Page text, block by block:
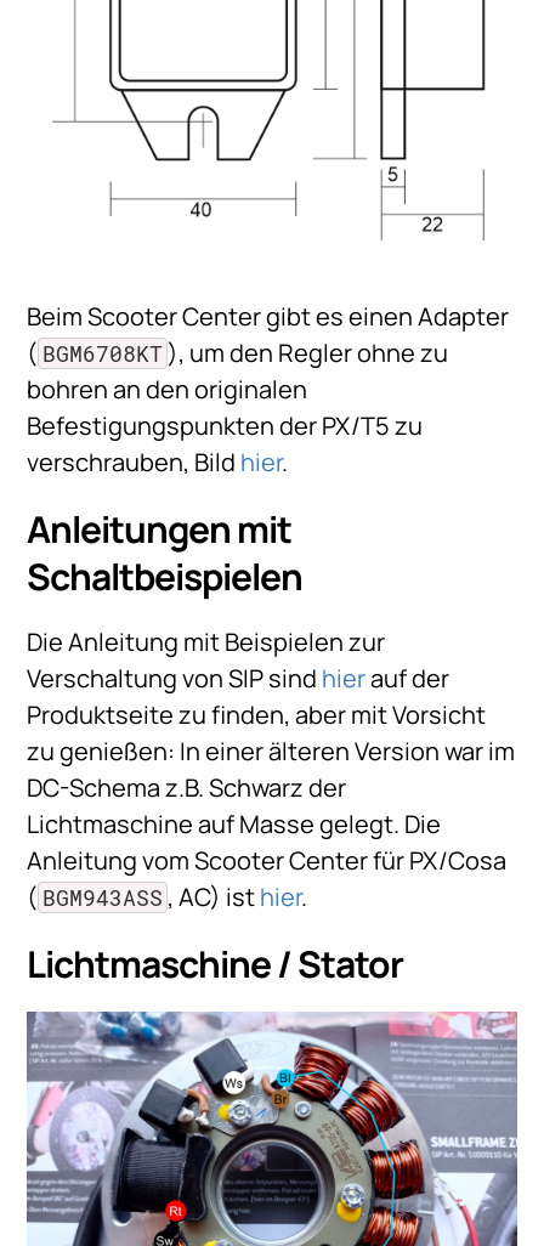
Beim Scooter Center gibt es einen Adapter
( BGM6708KT ), um den Regler ohne zu
bohren an den originalen
Befestigungspunkten der PX/T5 zu
verschrauben, Bild hier.
Anleitungen mit
Schaltbeispielen
Die Anleitung mit Beispielen zur
Verschaltung von SIP sind hierauf der
Produktseite zu finden, aber mit Vorsicht
zu genießen: In einer älteren Version war im
DC-Schema z.B. Schwarz der
Lichtmaschine auf Masse gelegt. Die
Anleitung vom Scooter Center für PX/Cosa
( BGM943ASS , AC) isthier.
Lichtmaschine / Stator